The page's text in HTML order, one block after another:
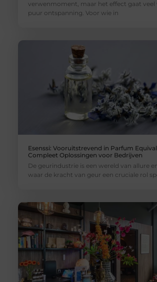
verwenmoment, maar het effect gaat veel
puur ontspanning. Voor wie in
Esenssi: Vooruitstrevend in Parfum
Compleet Oplossingen voor Bedrijven
De geurindustrie is een wereld van allure
waar de kracht van geur een cruciale rol